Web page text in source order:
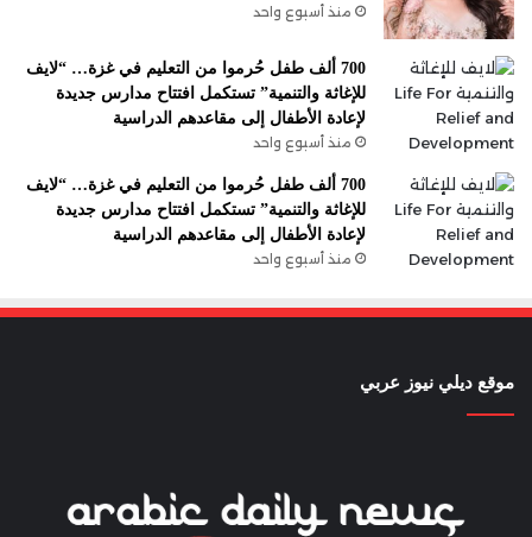
منذ أسبوع واحد
700 ألف طفل حُرموا من التعليم في غزة… “لايف
للإغاثة والتنمية” تستكمل افتتاح مدارس جديدة
لإعادة الأطفال إلى مقاعدهم الدراسية
منذ أسبوع واحد
700 ألف طفل حُرموا من التعليم في غزة… “لايف
للإغاثة والتنمية” تستكمل افتتاح مدارس جديدة
لإعادة الأطفال إلى مقاعدهم الدراسية
منذ أسبوع واحد
موقع ديلي نيوز عربي